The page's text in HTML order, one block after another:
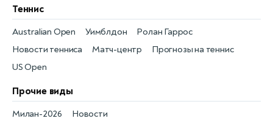
Теннис
Новости тенниса
Australian Open
Матч-центр
Уимблдон
Прогнозы на теннис
Ролан Гаррос
US Open
Прочие виды
Новости
Милан-2026